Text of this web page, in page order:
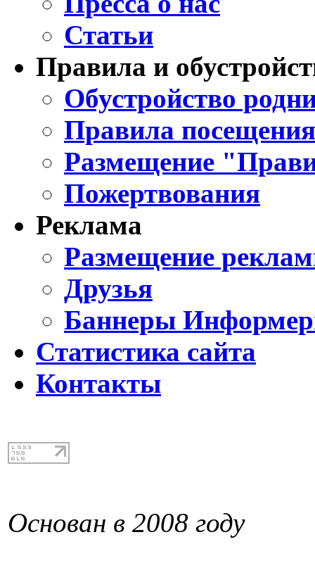
Статьи
Правила и
Обустройство
Правила
Размещение
Пожертвования
Реклама
Размещение
Друзья
Баннеры
Статистика сайта
Контакты
Основан в 2008 году